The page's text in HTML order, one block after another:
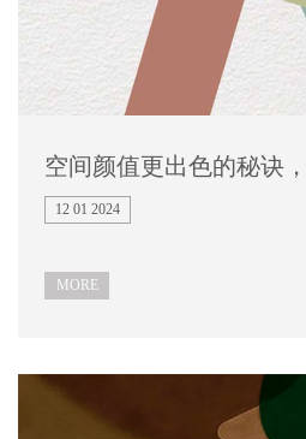
空间颜值更出色的秘诀
12 01 2024
MORE